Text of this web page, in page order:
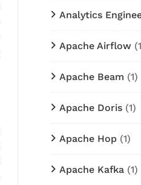
Analytics
Apache Airflow
Apache Beam (1)
Apache Doris (1)
Apache Hop (1)
Apache Kafka (1)